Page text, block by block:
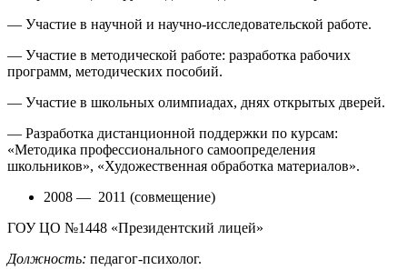
— Участие в научной и научно-исследовательской работе.
— Участие в методической работе: разработка рабочих
программ, методических пособий.
— Участие в школьных олимпиадах, днях открытых дверей.
— Разработка дистанционной поддержки по курсам:
«Методика профессионального самоопределения
школьников», «Художественная обработка материалов».
2008 — 2011 (совмещение)
ГОУ ЦО №1448 «Президентский лицей»
Должность: педагог-психолог.